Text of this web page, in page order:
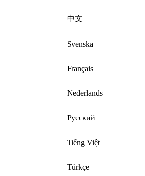
中文
Svenska
Français
Nederlands
Русский
Tiếng Việt
Türkçe